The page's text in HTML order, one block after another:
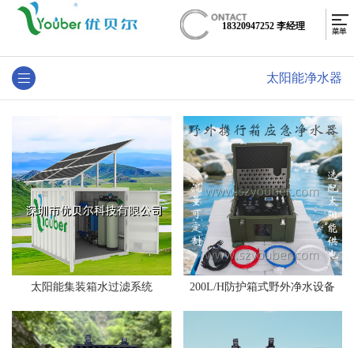
18320947252 李经理
太阳能净水器
太阳能集装箱水过滤系统 200L/H防护箱式野外净水设备